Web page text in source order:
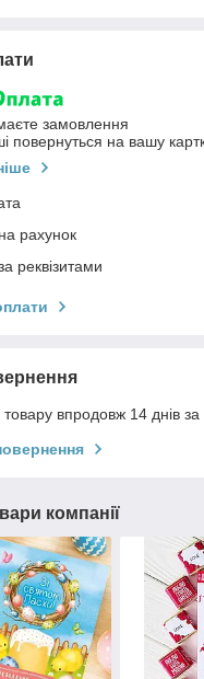
замовлення
повернуться на вашу
рахунок
реквізитами
впродовж 14 днів
компанії